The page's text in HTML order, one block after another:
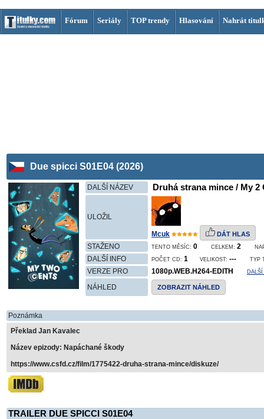
Fórum Seriály TOP trendy Hlasování Nahrát
Due spicci S01E04 (2026)
DALŠÍ NÁZEV Druhá strana mince / My 2
ULOŽIL
Mcuk DÁT HLAS
STAŽENO TENTO MĚSÍC: 0 CELKEM: 2
DALŠÍ INFO POČET CD: 1 VELIKOST: --- TYP
VERZE PRO 1080p.WEB.H264-EDITH
NÁHLED ZOBRAZIT NÁHLED
Poznámka
Překlad Jan Kavalec
Název epizody: Napáchané škody
https://www.csfd.cz/film/1775422-druha-strana-mince/diskuze/
TRAILER DUE SPICCI S01E04